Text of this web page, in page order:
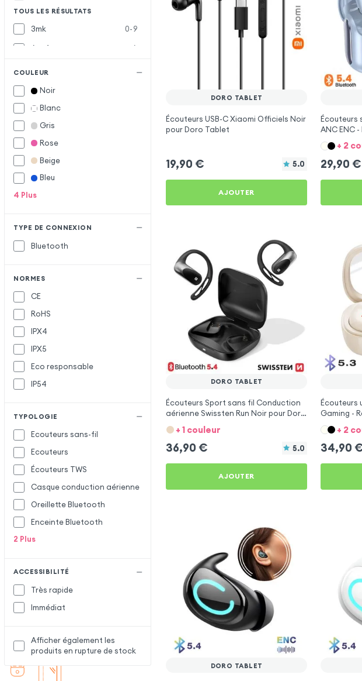
TOUS LES RÉSULTATS
3mk
0-9
Acefast
A
Belkin
Bigben
Defunc
Force Play
Hoco
Inkax
Mayaxess
COULEUR
Noir
Blanc
Gris
Rose
Beige
Bleu
4 Plus
TYPE DE CONNEXION
Bluetooth
NORMES
CE
RoHS
IPX4
IPX5
Eco responsable
IP54
TYPOLOGIE
Ecouteurs sans-fil
Ecouteurs
Écouteurs TWS
Casque conduction aérienne
Oreillette Bluetooth
Enceinte Bluetooth
2 Plus
ACCESSIBILITÉ
Très rapide
Immédiat
Afficher également les
produits en rupture de stock
DORO TABLET
Écouteurs USB-C Xiaomi Officiels Noir
pour Doro Tablet
19,90 € 5.0
AJOUTER
Écouteurs
ANC ENC
Tablet
+ 2
29,90 €
DORO TABLET
Écouteurs Sport sans fil Conduction
aérienne Swissten Run Noir pour Doro
Tablet
+ 1 couleur
36,90 € 5.0
AJOUTER
Écouteurs
Gaming -
+ 2
34,90
DORO TABLET